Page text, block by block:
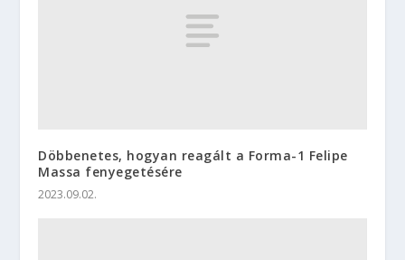
Döbbenetes, hogyan reagált a Forma-1 Felipe
Massa fenyegetésére
2023.09.02.